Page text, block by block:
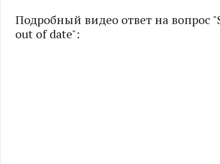
Подробный видео ответ на вопрос
out of date":